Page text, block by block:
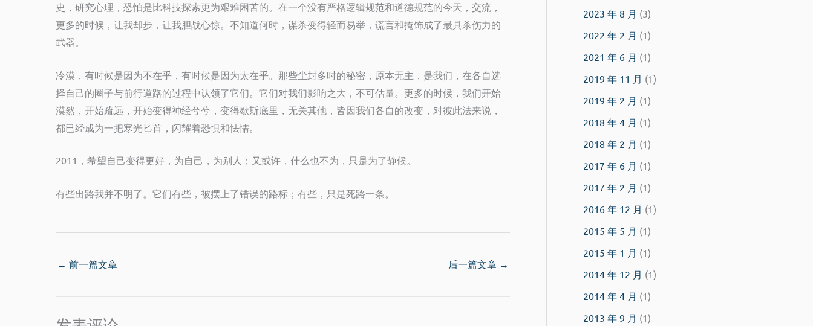
史，研究心理，恐怕是比科技探索更为艰难困苦的。在一个没有严格逻辑规范和道德规范的今天，交流，
更多的时候，让我却步，让我胆战心惊。不知道何时，谋杀变得轻而易举，谎言和掩饰成了最具杀伤力的
武器。
冷漠，有时候是因为不在乎，有时候是因为太在乎。那些尘封多时的秘密，原本无主，是我们，在各自选
择自己的圈子与前行道路的过程中认领了它们。它们对我们影响之大，不可估量。更多的时候，我们开始
漠然，开始疏远，开始变得神经兮兮，变得歇斯底里，无关其他，皆因我们各自的改变，对彼此法来说，
都已经成为一把寒光匕首，闪耀着恐惧和怯懦。
2011，希望自己变得更好，为自己，为别人；又或许，什么也不为，只是为了静候。
有些出路我并不明了。它们有些，被摆上了错误的路标；有些，只是死路一条。
← 前一篇文章 后一篇文章 →
2023 年 8 月 (3)
2022 年 2 月 (1)
2021 年 6 月 (1)
2019 年 11 月 (1)
2019 年 2 月 (1)
2018 年 4 月 (1)
2018 年 2 月 (1)
2017 年 6 月 (1)
2017 年 2 月 (1)
2016 年 12 月 (1)
2015 年 5 月 (1)
2015 年 1 月 (1)
2014 年 12 月 (1)
2014 年 4 月 (1)
2013 年 9 月 (1)